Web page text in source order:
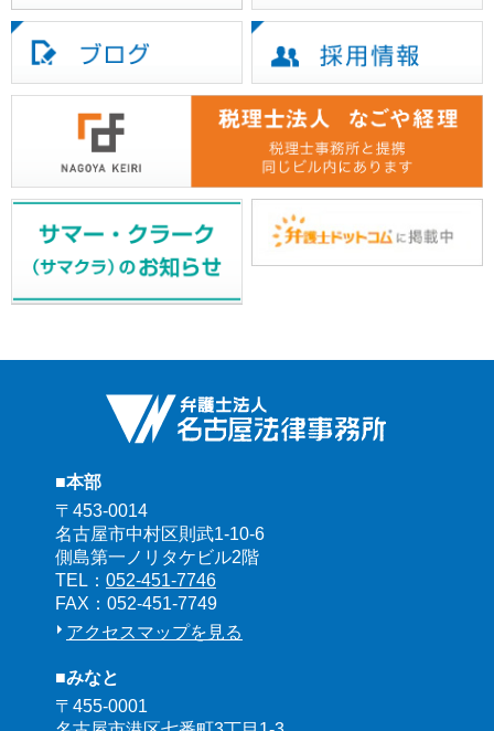
■本部
〒453-0014
名古屋市中村区則武1-10-6
側島第一ノリタケビル2階
TEL： 052-451-7746
FAX：052-451-7749
アクセスマップを見る
■みなと
〒455-0001